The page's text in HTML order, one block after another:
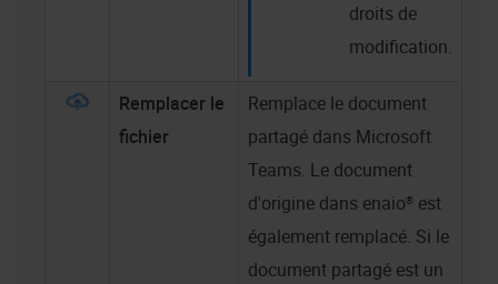
droits de
modification.
Remplacer le
fichier
Remplace le document
partagé dans Microsoft
Teams. Le document
d'origine dans enaio® est
également remplacé. Si le
document partagé est un